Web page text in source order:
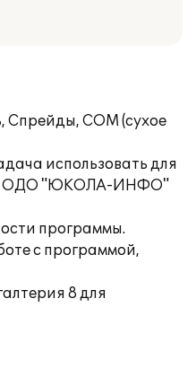
Спрейды, СОМ (сухое
использовать для
к ОДО "ЮКОЛА-ИНФО"
программы.
с программой,
8 для